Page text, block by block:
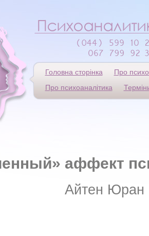
Головна сторінка
Про
Про психоаналітика
аффект
Айтен Юран